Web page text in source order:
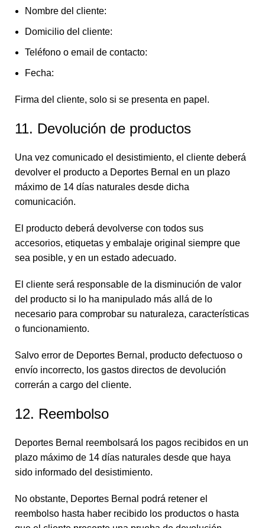
Nombre del cliente:
Domicilio del cliente:
Teléfono o email de contacto:
Fecha:
Firma del cliente, solo si se presenta en papel.
11. Devolución de productos
Una vez comunicado el desistimiento, el cliente deberá
devolver el producto a Deportes Bernal en un plazo
máximo de 14 días naturales desde dicha
comunicación.
El producto deberá devolverse con todos sus
accesorios, etiquetas y embalaje original siempre que
sea posible, y en un estado adecuado.
El cliente será responsable de la disminución de valor
del producto si lo ha manipulado más allá de lo
necesario para comprobar su naturaleza, características
o funcionamiento.
Salvo error de Deportes Bernal, producto defectuoso o
envío incorrecto, los gastos directos de devolución
correrán a cargo del cliente.
12. Reembolso
Deportes Bernal reembolsará los pagos recibidos en un
plazo máximo de 14 días naturales desde que haya
sido informado del desistimiento.
No obstante, Deportes Bernal podrá retener el
reembolso hasta haber recibido los productos o hasta